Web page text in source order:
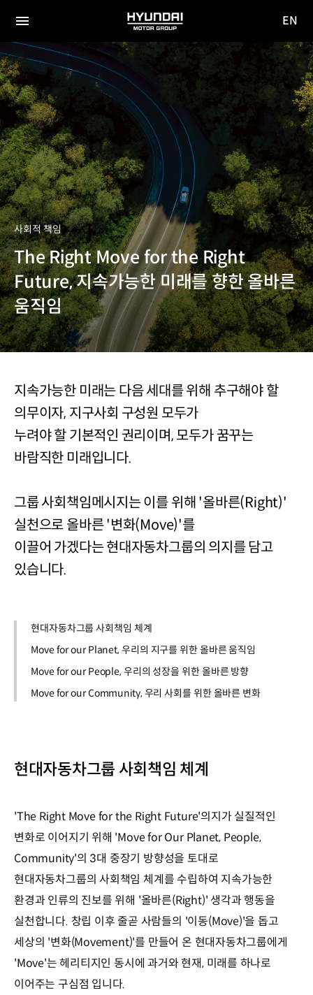
전체
메뉴
HYUNDAI
MOTOR
GROUP
사이
이동
EN
사회적 책임
The Right Move for the Right
Future, 지속가능한 미래를 향한 올바른
움직임
지속가능한 미래는 다음 세대를 위해 추구해야 할
의무이자, 지구사회 구성원 모두가
누려야 할 기본적인 권리이며, 모두가 꿈꾸는
바람직한 미래입니다.
그룹 사회책임메시지는 이를 위해 '올바른(Right)'
실천으로 올바른 '변화(Move)'를
이끌어 가겠다는 현대자동차그룹의 의지를 담고
있습니다.
현대자동차그룹 사회책임 체계
Move for our Planet, 우리의 지구를 위한 올바른 움직임
Move for our People, 우리의 성장을 위한 올바른 방향
Move for our Community, 우리 사회를 위한 올바른 변화
현대자동차그룹 사회책임 체계
'The Right Move for the Right Future'의지가 실질적인
변화로 이어지기 위해 'Move for Our Planet, People,
Community'의 3대 중장기 방향성을 토대로
현대자동차그룹의 사회책임 체계를 수립하여 지속가능한
환경과 인류의 진보를 위해 '올바른(Right)' 생각과 행동을
실천합니다. 창립 이후 줄곧 사람들의 '이동(Move)'을 돕고
세상의 '변화(Movement)'를 만들어 온 현대자동차그룹에게
'Move'는 헤리티지인 동시에 과거와 현재, 미래를 하나로
이어주는 구심점 입니다.